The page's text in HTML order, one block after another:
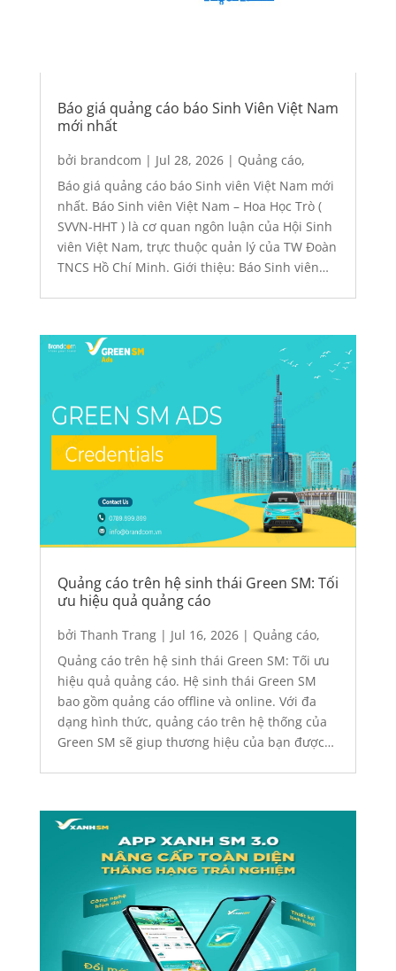
Báo giá quảng cáo báo Sinh Viên Việt Nam
mới nhất
bởi brandcom | Jul 28, 2026| Quảng cáo,
Quảng cáo báo giấy
Báo giá quảng cáo báo Sinh viên Việt Nam mới
nhất. Báo Sinh viên Việt Nam – Hoa Học Trò (
SVVN-HHT ) là cơ quan ngôn luận của Hội Sinh
viên Việt Nam, trực thuộc quản lý của TW Đoàn
TNCS Hồ Chí Minh. Giới thiệu: Báo Sinh viên
Quảng cáo trên hệ sinh thái Green SM: Tối
ưu hiệu quả quảng cáo
bởi Thanh Trang| Jul 16, 2026| Quảng cáo,
Quảng cáo app,quảng cáo digital, Quảng cáo
Outdoor, Quảng cáo trên Taxi
Quảng cáo trên hệ sinh thái Green SM: Tối ưu
hiệu quả quảng cáo. Hệ sinh thái Green SM
bao gồm quảng cáo offline và online. Với đa
dạng hình thức, quảng cáo trên hệ thống của
Green SM sẽ giup thương hiệu của bạn được